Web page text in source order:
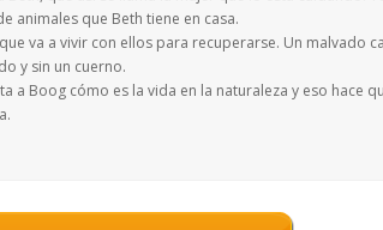
animales que Beth tiene en casa.
va a vivir con ellos para recuperarse. Un malvado
y sin un cuerno.
a Boog cómo es la vida en la naturaleza y eso hace